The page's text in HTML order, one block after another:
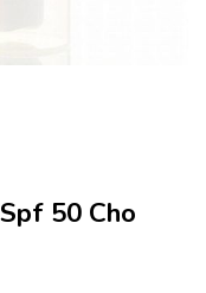
50 Cho